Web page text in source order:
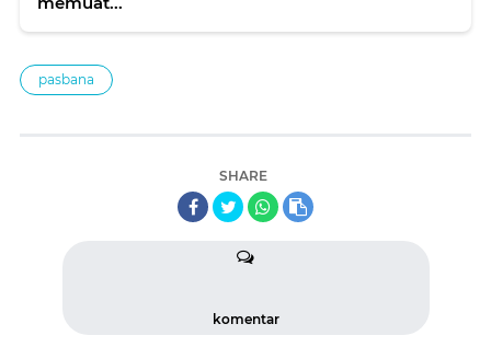
pasbana
SHARE
komentar